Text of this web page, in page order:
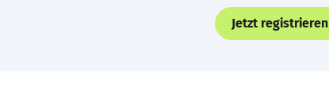
Jetzt registrieren